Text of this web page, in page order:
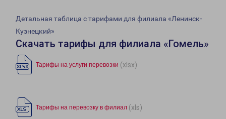
Детальная таблица с тарифами для филиала «Ленинск-
Кузнецкий»
Скачать тарифы для филиала «Гомель»
Тарифы на услуги перевозки (xlsx)
Тарифы на перевозку в филиал (xls)